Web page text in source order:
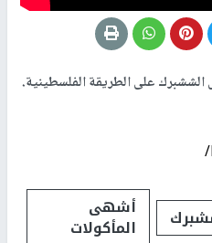
على الطريقة الفلسطينية.
أشهى
المأكولات